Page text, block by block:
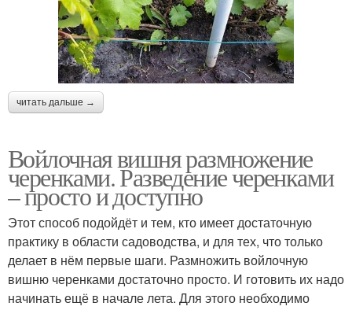
читать дальше →
Войлочная вишня размножение
черенками. Разведение черенками
– просто и доступно
Этот способ подойдёт и тем, кто имеет достаточную
практику в области садоводства, и для тех, что только
делает в нём первые шаги. Размножить войлочную
вишню черенками достаточно просто. И готовить их надо
начинать ещё в начале лета. Для этого необходимо